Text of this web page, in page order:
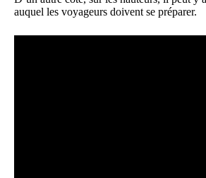
auquel les voyageurs doivent se préparer.